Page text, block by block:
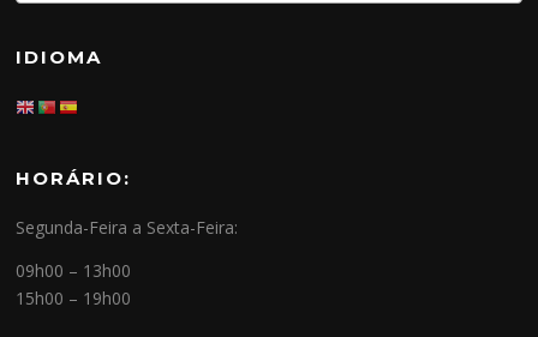
IDIOMA
HORÁRIO:
Segunda-Feira a Sexta-Feira:
09h00 – 13h00
15h00 – 19h00